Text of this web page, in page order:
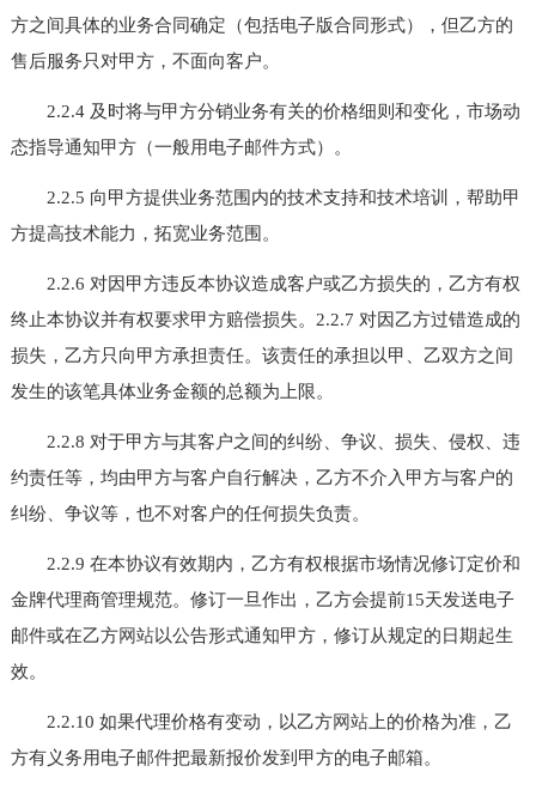
方之间具体的业务合同确定（包括电子版合同形式），但乙方的
售后服务只对甲方，不面向客户。
2.2.4 及时将与甲方分销业务有关的价格细则和变化，市场动
态指导通知甲方（一般用电子邮件方式）。
2.2.5 向甲方提供业务范围内的技术支持和技术培训，帮助甲
方提高技术能力，拓宽业务范围。
2.2.6 对因甲方违反本协议造成客户或乙方损失的，乙方有权
终止本协议并有权要求甲方赔偿损失。2.2.7 对因乙方过错造成的
损失，乙方只向甲方承担责任。该责任的承担以甲、乙双方之间
发生的该笔具体业务金额的总额为上限。
2.2.8 对于甲方与其客户之间的纠纷、争议、损失、侵权、违
约责任等，均由甲方与客户自行解决，乙方不介入甲方与客户的
纠纷、争议等，也不对客户的任何损失负责。
2.2.9 在本协议有效期内，乙方有权根据市场情况修订定价和
金牌代理商管理规范。修订一旦作出，乙方会提前15天发送电子
邮件或在乙方网站以公告形式通知甲方，修订从规定的日期起生
效。
2.2.10 如果代理价格有变动，以乙方网站上的价格为准，乙
方有义务用电子邮件把最新报价发到甲方的电子邮箱。